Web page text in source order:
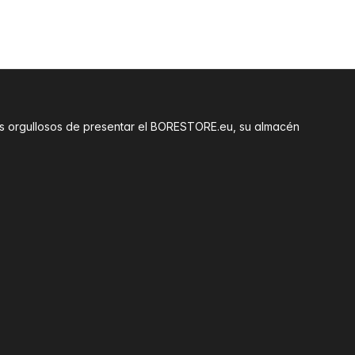
de presentar el BORESTORE.eu, su almacén